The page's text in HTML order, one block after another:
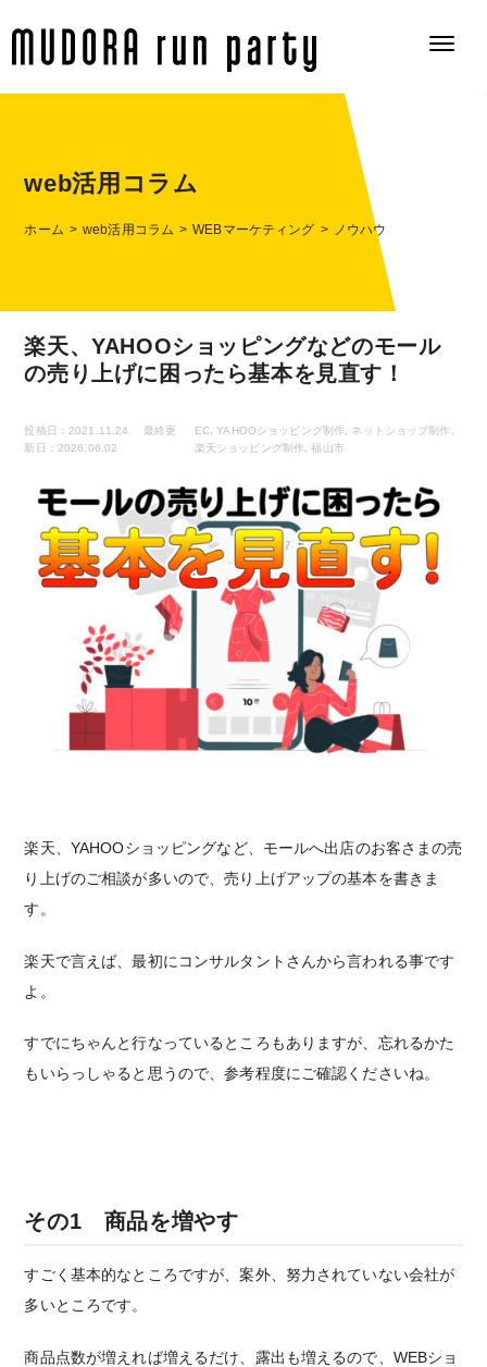
web活用コラム
ホーム web活用コラム WEBマーケティング ノウハウ
楽天、YAHOOショッピングなどのモール
の売り上げに困ったら基本を見直す！
投稿日：2021.11.24
最終更
新日：2026.06.02
EC,YAHOOショッピング制作, ネットショップ制作 ,
楽天ショッピング制作,福山市
楽天、YAHOOショッピングなど、モールへ出店のお客さまの売
り上げのご相談が多いので、売り上げアップの基本を書きま
す。
楽天で言えば、最初にコンサルタントさんから言われる事です
よ。
すでにちゃんと行なっているところもありますが、忘れるかた
もいらっしゃると思うので、参考程度にご確認くださいね。
その1 商品を増やす
すごく基本的なところですが、案外、努力されていない会社が
多いところです。
商品点数が増えれば増えるだけ、露出も増えるので、WEBショ